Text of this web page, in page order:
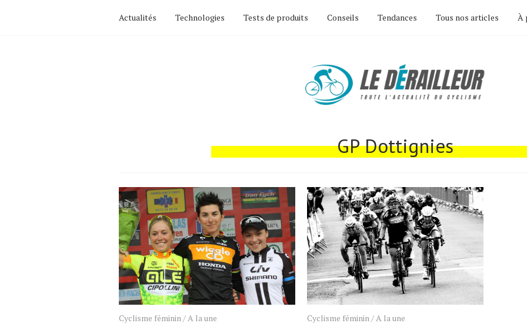
Actualités Technologies Tests de produits Conseils Tendances Tous nos articles À
GP Dottignies
Cyclisme féminin/A la une Cyclisme féminin/A la une